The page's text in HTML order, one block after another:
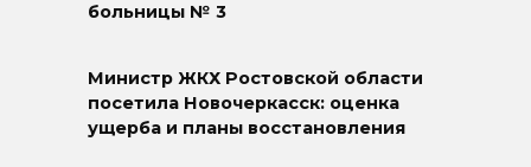
больницы № 3
Министр ЖКХ Ростовской области
посетила Новочеркасск: оценка
ущерба и планы восстановления